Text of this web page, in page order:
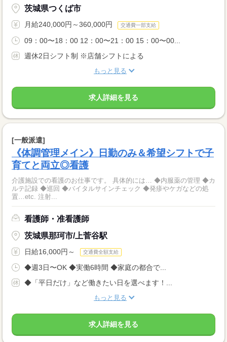
茨城県つくば市
月給240,000円～360,000円 交通費一部支給
09：00〜18：00 12：00〜21：00 15：00〜00...
週休2日シフト制 ※店舗シフトによる
もっと見る
求人詳細を見る
[一般派遣]
《体調管理メイン》日勤のみ＆希望シフトで子
育てと両立◎看護
介護施設での看護のお仕事です。 具体的には… ◆内服薬の管理 ◆カ
ルテ記録 ◆巡回 ◆バイタルサインチェック ◆発疹やケガなどの処
置…etc. 注射...
看護師・准看護師
茨城県那珂市/上菅谷駅
日給16,000円～ 交通費全額支給
◆週3日〜OK ◆実働6時間 ◆家庭の都合で...
◆「平日だけ」など働きたい日を選べます！...
もっと見る
求人詳細を見る